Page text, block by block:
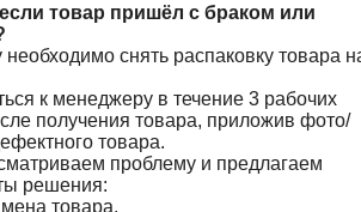
товар пришёл с браком или
необходимо снять распаковку товара
к менеджеру в течение 3 рабочих
получения товара, приложив фото/
товара.
проблему и предлагаем
решения:
товара.